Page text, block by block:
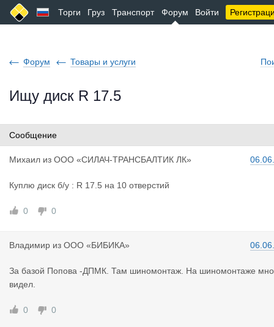
Торги Груз Транспорт Форум Войти
Форум Товары и услуги
Ищу диск R 17.5
Сообщение
Михаил из ООО «СИЛАЧ-ТРАНСБАЛТИК ЛК»
Куплю диск б/у : R 17.5 на 10 отверстий
0 0
Владимир из ООО «БИБИКА»
За базой Попова -ДПМК. Там шиномонтаж. На шиномонтаже
видел.
0 0